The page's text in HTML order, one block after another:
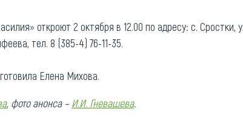
откроют 2 октября в 12.00 по адресу: с. Сростки,
тел. 8 (385-4) 76-11-35.
Елена Михова.
, фото анонса – И.И. Гневашева.